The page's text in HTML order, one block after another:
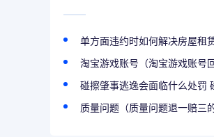
单方面违约时如何解决房屋租
淘宝游戏账号（淘宝游戏账号
碰擦肇事逃逸会面临什么处罚
质量问题（质量问题退一赔三